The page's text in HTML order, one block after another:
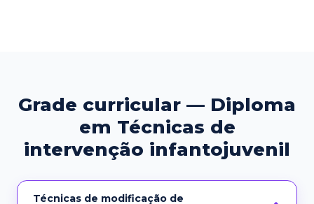
Grade curricular — Diploma
em Técnicas de
intervenção infantojuvenil
Técnicas de modificação de